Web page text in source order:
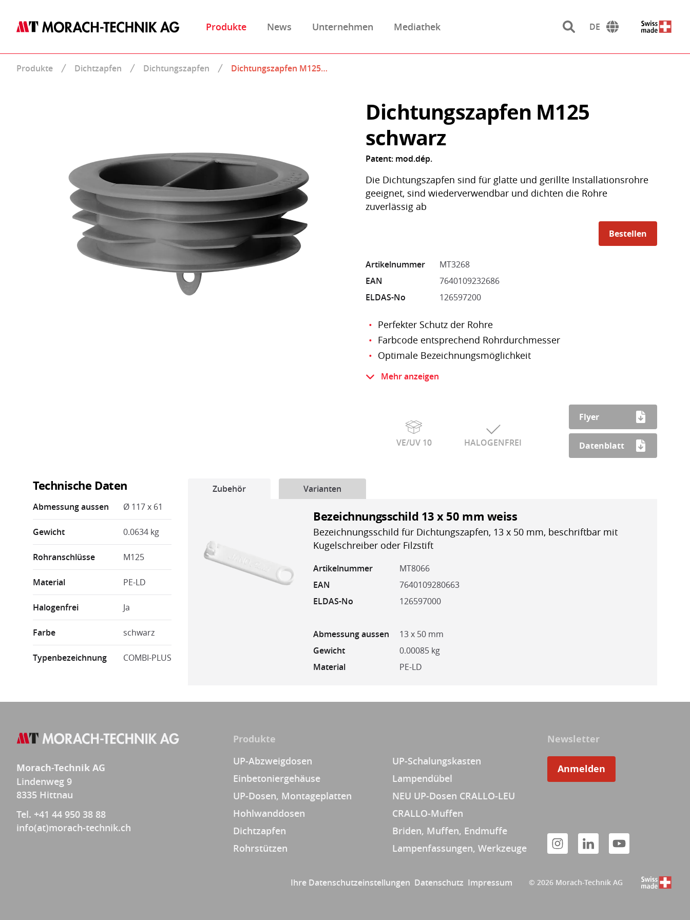
Produkte News Unternehmen Mediathek DE
Produkte Dichtzapfen Dichtungszapfen Dichtungszapfen M125…
Dichtungszapfen M125
schwarz
Patent: mod.dép.
Die Dichtungszapfen sind für glatte und gerillte Installationsrohre
geeignet, sind wiederverwendbar und dichten die Rohre
zuverlässig ab
Bestellen
Artikelnummer
MT3268
EAN
7640109232686
ELDAS-No
126597200
Perfekter Schutz der Rohre
Farbcode entsprechend Rohrdurchmesser
Optimale Bezeichnungsmöglichkeit
Für alle glatten und gerillten Installationsrohre
Mehr anzeigen
VE/UV 10 HALOGENFREI
Flyer
Datenblatt
Technische Daten
Abmessung aussen Ø 117 x 61
Gewicht 0.0634 kg
Rohranschlüsse M125
Material PE-LD
Halogenfrei Ja
Farbe schwarz
Typenbezeichnung COMBI-PLUS
Zubehör Varianten
Bezeichnungsschild 13 x 50 mm weiss
Bezeichnungsschild für Dichtungszapfen, 13 x 50 mm, beschriftbar mit
Kugelschreiber oder Filzstift
Artikelnummer
MT8066
EAN
7640109280663
ELDAS-No
126597000
Abmessung aussen
13 x 50 mm
Gewicht
0.00085 kg
Material
PE-LD
Morach-Technik AG
Lindenweg 9
8335 Hittnau
Tel. +41 44 950 38 88
info(at)morach-technik.ch
Produkte
UP-Abzweigdosen
UP-Schalungskasten
Einbetoniergehäuse
Lampendübel
UP-Dosen, Montageplatten
NEU UP-Dosen CRALLO-LEU
Hohlwanddosen
CRALLO-Muffen
Dichtzapfen
Briden, Muffen, Endmuffe
Rohrstützen
Lampenfassungen, Werkzeuge
Newsletter
Anmelden
Ihre Datenschutzeinstellungen Datenschutz Impressum © 2026 Morach-Technik AG